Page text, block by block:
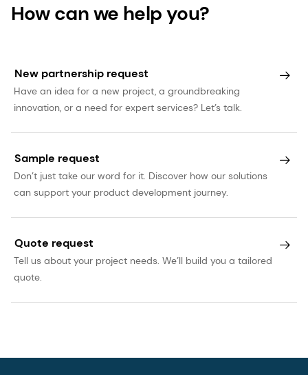
How can we help you?
New partnership request
Have an idea for a new project, a groundbreaking
innovation, or a need for expert services? Let’s talk.
Sample request
Don’t just take our word for it. Discover how our solutions
can support your product development journey.
Quote request
Tell us about your project needs. We’ll build you a tailored
quote.